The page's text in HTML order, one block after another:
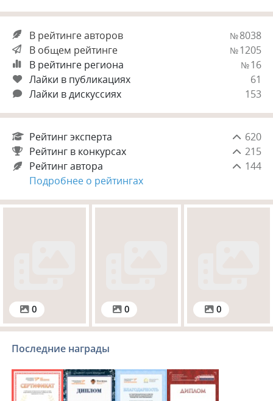
В рейтинге авторов №8038
В общем рейтинге
№1205
В рейтинге региона
№16
Лайки в публикациях
61
Лайки в дискуссиях
153
Рейтинг эксперта
620
Рейтинг в конкурсах
215
Рейтинг автора
144
Подробнее о рейтингах
0 0 0
Последние награды